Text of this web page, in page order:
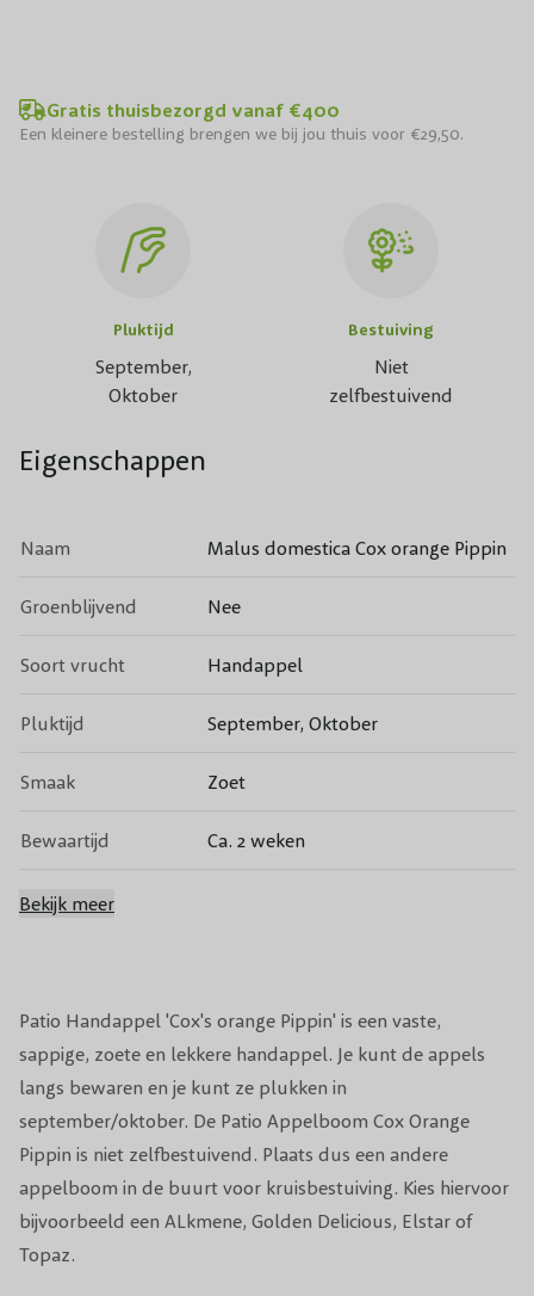
Gratis thuisbezorgd vanaf €400
Een kleinere bestelling brengen we bij jou thuis voor €29,50.
Patio Handappel 'Cox's orange Pippin' is een vaste,
sappige, zoete en lekkere handappel. Je kunt de appels
langs bewaren en je kunt ze plukken in
september/oktober. De Patio Appelboom Cox Orange
Pippin is niet zelfbestuivend. Plaats dus een andere
appelboom in de buurt voor kruisbestuiving. Kies hiervoor
bijvoorbeeld een ALkmene, Golden Delicious, Elstar of
Topaz.
Pluktijd
September,
Oktober
Bestuiving
Niet
zelfbestuivend
Eigenschappen
Naam Malus domestica Cox orange Pippin
Groenblijvend Nee
Soort vrucht Handappel
Pluktijd September, Oktober
Smaak Zoet
Bewaartijd Ca. 2 weken
Bestuiving
Bloeiperiode Mei
Bloeikleur
Snoeiperiode December, Januari
Standplaats Zon/Halfschaduw
Winterhardheid
Bekijk meer